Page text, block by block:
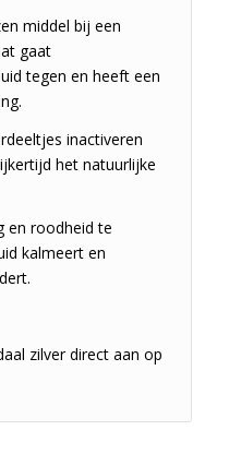
middel bij een
gaat
tegen en heeft een
inactiveren
het natuurlijke
en roodheid te
kalmeert en
zilver direct aan op